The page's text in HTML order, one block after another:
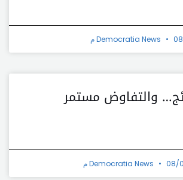
Democratia News
والتفاوض مستمر
Democratia News 08/